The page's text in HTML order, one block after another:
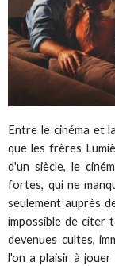
Entre le cinéma et
que les frères
d'un siècle, le
fortes, qui ne
seulement auprès
impossible de citer
devenues cultes,
l'on a plaisir à jouer